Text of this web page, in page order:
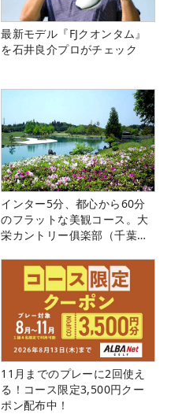
最新モデル『FJクオンタム』
を石井良介プロがチェック
インター5分、都心から60分
のフラットな美観コース。大
栄カントリー俱楽部（千葉
11月までのプレーに2回使え
る！コース限定3,500円クー
ポン配布中！